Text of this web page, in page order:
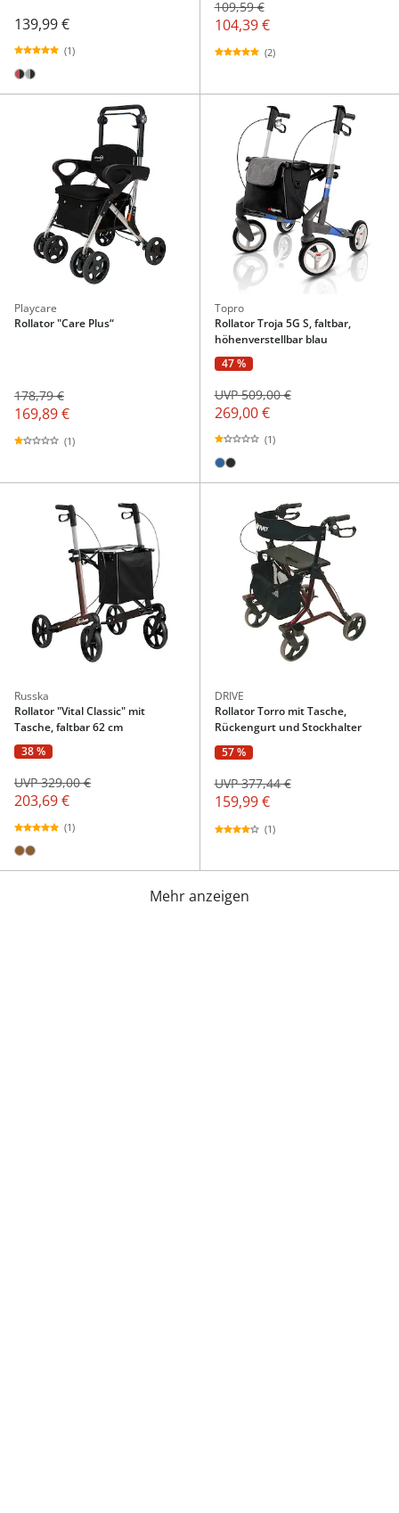
139,99 €
(1)
109,59 €
104,39 €
(2)
Playcare
Rollator "Care Plus“
178,79 €
169,89 €
(1)
Topro
Rollator Troja 5G S, faltbar,
höhenverstellbar blau
47 %
269,00 €
UVP 509,00 €
(1)
Russka
Rollator "Vital Classic" mit
Tasche, faltbar 62 cm
38 %
203,69 €
UVP 329,00 €
(1)
DRIVE
Rollator Torro mit Tasche,
Rückengurt und Stockhalter
57 %
159,99 €
UVP 377,44 €
(1)
Mehr anzeigen